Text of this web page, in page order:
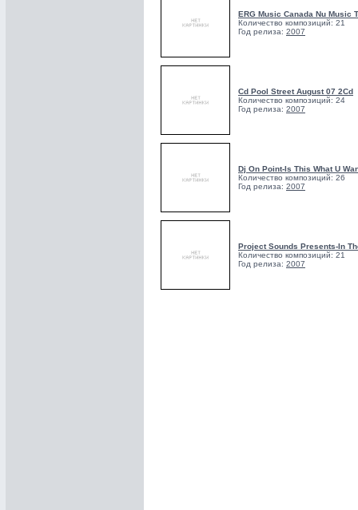
ERG Music Canada Nu Music
Количество композиций: 21
Год релиза: 2007
Cd Pool Street August 07 2Cd
Количество композиций: 24
Год релиза: 2007
Dj On Point-Is This What U
Количество композиций: 26
Год релиза: 2007
Project Sounds Presents-In
Количество композиций: 21
Год релиза: 2007